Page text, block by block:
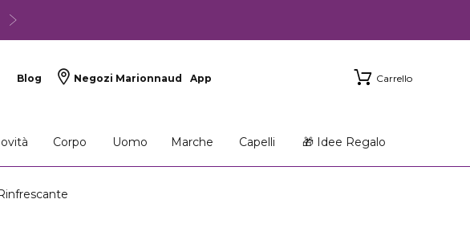
Blog Negozi Marionnaud App Carrello
Corpo Uomo Marche Capelli 🎁 Idee Regalo